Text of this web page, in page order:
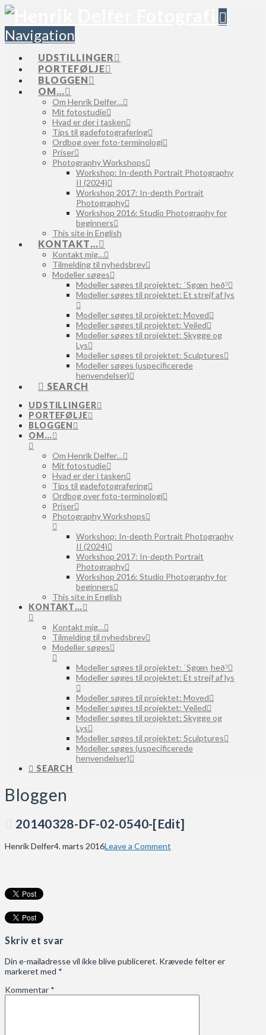
Navigation
UDSTILLINGER
PORTEFØLJE
BLOGGEN
OM…
Om Henrik Delfer…
Mit fotostudie
Hvad er der i tasken
Tips til gadefotografering
Ordbog over foto-terminologi
Priser
Photography Workshops
Workshop: In-depth Portrait Photography
II (2024)
Workshop 2017: In-depth Portrait
Photography
Workshop 2016: Studio Photography for
beginners
This site in English
KONTAKT…
Kontakt mig…
Tilmelding til nyhedsbrev
Modeller søges
Modeller søges til projektet: ˈSgœnˌheðˀ
Modeller søges til projektet: Et strejf af lys
Modeller søges til projektet: Moved
Modeller søges til projektet: Veiled
Modeller søges til projektet: Skygge og
Lys
Modeller søges til projektet: Sculptures
Modeller søges (uspecificerede
henvendelser)
SEARCH
UDSTILLINGER
PORTEFØLJE
BLOGGEN
OM…
Om Henrik Delfer…
Mit fotostudie
Hvad er der i tasken
Tips til gadefotografering
Ordbog over foto-terminologi
Priser
Photography Workshops
Workshop: In-depth Portrait Photography
II (2024)
Workshop 2017: In-depth Portrait
Photography
Workshop 2016: Studio Photography for
beginners
This site in English
KONTAKT…
Kontakt mig…
Tilmelding til nyhedsbrev
Modeller søges
Modeller søges til projektet: ˈSgœnˌheðˀ
Modeller søges til projektet: Et strejf af lys
Modeller søges til projektet: Moved
Modeller søges til projektet: Veiled
Modeller søges til projektet: Skygge og
Lys
Modeller søges til projektet: Sculptures
Modeller søges (uspecificerede
henvendelser)
SEARCH
Bloggen
20140328-DF-02-0540-[Edit]
Henrik Delfer4. marts 2016Leave a Comment
Skriv et svar
Din e-mailadresse vil ikke blive publiceret. Krævede felter er
markeret med *
Kommentar *